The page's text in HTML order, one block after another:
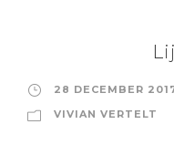
28 DECEMBER
VIVIAN VERTELT